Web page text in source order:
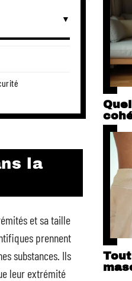
la
et sa taille
prennent
substances. Ils
leur extrémité